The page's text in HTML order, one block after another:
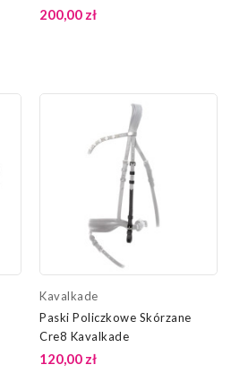
200,00 zł
Kavalkade
Paski Policzkowe Skórzane
Cre8 Kavalkade
120,00 zł